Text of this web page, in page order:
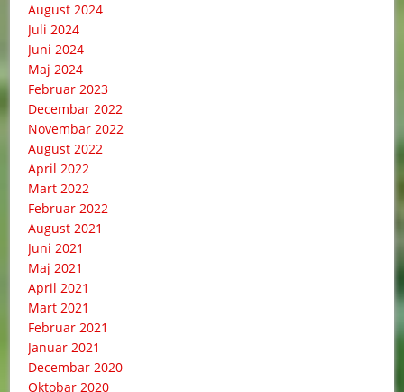
August 2024
Juli 2024
Juni 2024
Maj 2024
Februar 2023
Decembar 2022
Novembar 2022
August 2022
April 2022
Mart 2022
Februar 2022
August 2021
Juni 2021
Maj 2021
April 2021
Mart 2021
Februar 2021
Januar 2021
Decembar 2020
Oktobar 2020